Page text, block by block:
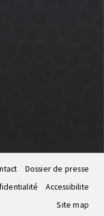
Dossier de presse
Accessibilite
Site map